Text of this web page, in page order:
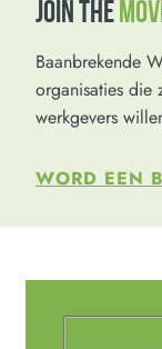
JOIN THE
Baanbrekende
organisaties die
werkgevers
WORD EEN